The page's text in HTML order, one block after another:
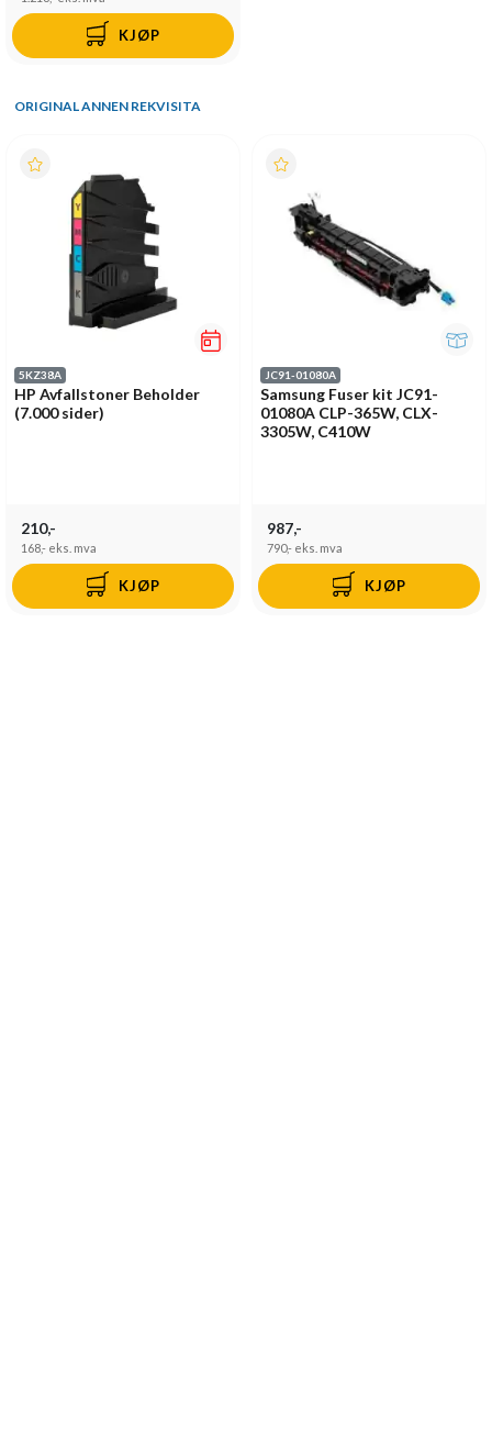
KJØP
ORIGINAL ANNEN REKVISITA
5KZ38A
HP Avfallstoner Beholder
(7.000 sider)
210,-
168,- eks. mva
KJØP
JC91-01080A
Samsung Fuser kit JC91-
01080A CLP-365W, CLX-
3305W, C410W
987,-
790,- eks. mva
KJØP